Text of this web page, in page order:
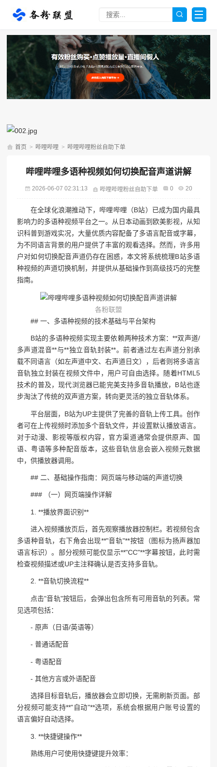
首页 > 哔哩哔哩 > 哔哩哔哩粉丝自助下单
哔哩哔哩多语种视频如何切换配音声道讲解
2026-06-07 02:31:13 哔哩哔哩粉丝自助下单 0 20
在全球化浪潮推动下，哔哩哔哩（B站）已成为国内最具
影响力的多语种视频平台之一。从日本动画到欧美影视，从知
识科普到游戏实况，大量优质内容配备了多语言配音或字幕，
为不同语言背景的用户提供了丰富的观看选择。然而，许多用
户对如何切换配音声道仍存在困惑，本文将系统梳理B站多语
种视频的声道切换机制，并提供从基础操作到高级技巧的完整
指南。
各粉联盟
## 一、多语种视频的技术基础与平台架构
B站的多语种视频实现主要依赖两种技术方案：**双声道/
多声道混音**与**独立音轨封装**。前者通过左右声道分别承
载不同语言（如左声道中文、右声道日文），后者则将多语言
音轨独立封装在视频文件中，用户可自由选择。随着HTML5
技术的普及，现代浏览器已能完美支持多音轨播放，B站也逐
步淘汰了传统的双声道方案，转向更灵活的独立音轨体系。
平台层面，B站为UP主提供了完善的音轨上传工具。创作
者可在上传视频时添加多个音轨文件，并设置默认播放语言。
对于动漫、影视等版权内容，官方渠道通常会提供原声、国
语、粤语等多种配音版本，这些音轨信息会嵌入视频元数据
中，供播放器调用。
## 二、基础操作指南：网页端与移动端的声道切换
### （一）网页端操作详解
1. **播放界面识别**
进入视频播放页后，首先观察播放器控制栏。若视频包含
多语种音轨，右下角会出现**"音轨"**按钮（图标为扬声器加
语言标识）。部分视频可能仅显示**"CC"**字幕按钮，此时需
检查视频描述或UP主注释确认是否支持多音轨。
2. **音轨切换流程**
点击"音轨"按钮后，会弹出包含所有可用音轨的列表。常
见选项包括：
- 原声（日语/英语等）
- 普通话配音
- 粤语配音
- 其他方言或外语配音
选择目标音轨后，播放器会立即切换，无需刷新页面。部
分视频可能支持**"自动"**选项，系统会根据用户账号设置的
语言偏好自动选择。
3. **快捷键操作**
熟练用户可使用快捷键提升效率：